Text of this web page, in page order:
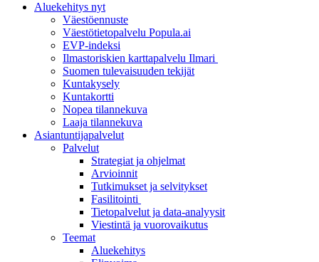
Aluekehitys nyt
Väestöennuste
Väestötietopalvelu Popula.ai
EVP-indeksi
Ilmastoriskien karttapalvelu Ilmari
Suomen tulevaisuuden tekijät
Kuntakysely
Kuntakortti
Nopea tilannekuva
Laaja tilannekuva
Asiantuntijapalvelut
Palvelut
Strategiat ja ohjelmat
Arvioinnit
Tutkimukset ja selvitykset
Fasilitointi
Tietopalvelut ja data-analyysit
Viestintä ja vuorovaikutus
Teemat
Aluekehitys